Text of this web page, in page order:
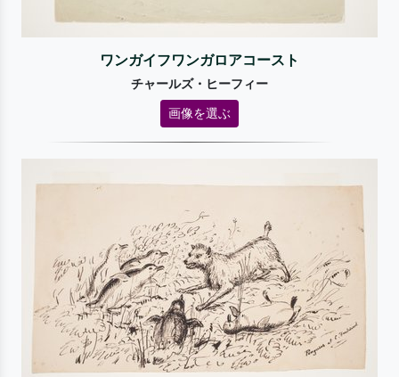
ワンガイフワンガロアコースト
チャールズ・ヒーフィー
画像を選ぶ